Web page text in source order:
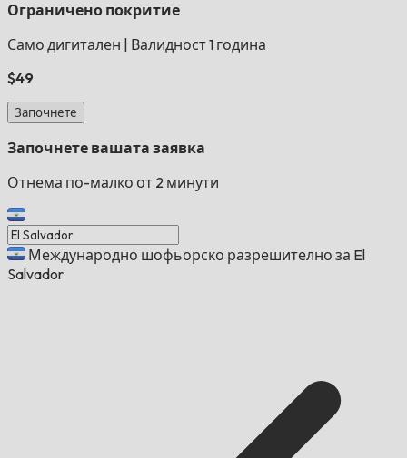
Ограничено покритие
Само дигитален
Валидност 1 година
$49
Започнете
Започнете вашата заявка
Отнема по-малко от 2 минути
Международно шофьорско разрешително за El
Salvador